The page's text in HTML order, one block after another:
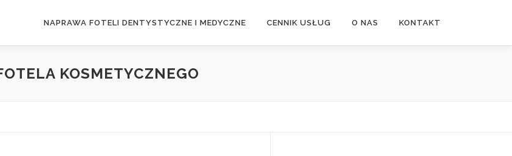
NAPRAWA FOTELI DENTYSTYCZNE I MEDYCZNE CENNIK USŁUG O NAS KONTAKT
KOSMETYCZNEGO